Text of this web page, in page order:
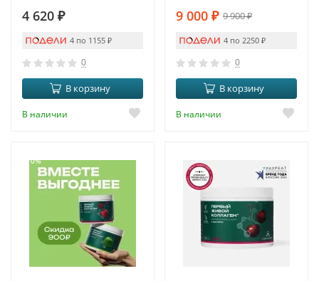
4 620 ₽
4 по 1155 ₽
0
В корзину
В наличии
9 000 ₽ 9 900₽
4 по 2250 ₽
0
В корзину
В наличии
-10%